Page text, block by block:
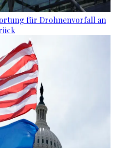
für Drohnenvorfall an